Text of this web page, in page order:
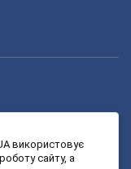
використовує
сайту, а